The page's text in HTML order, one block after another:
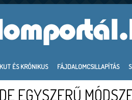
ÉS KRÓNIKUS FÁJDALOMCSILLAPÍTÁS
EGYSZERŰ